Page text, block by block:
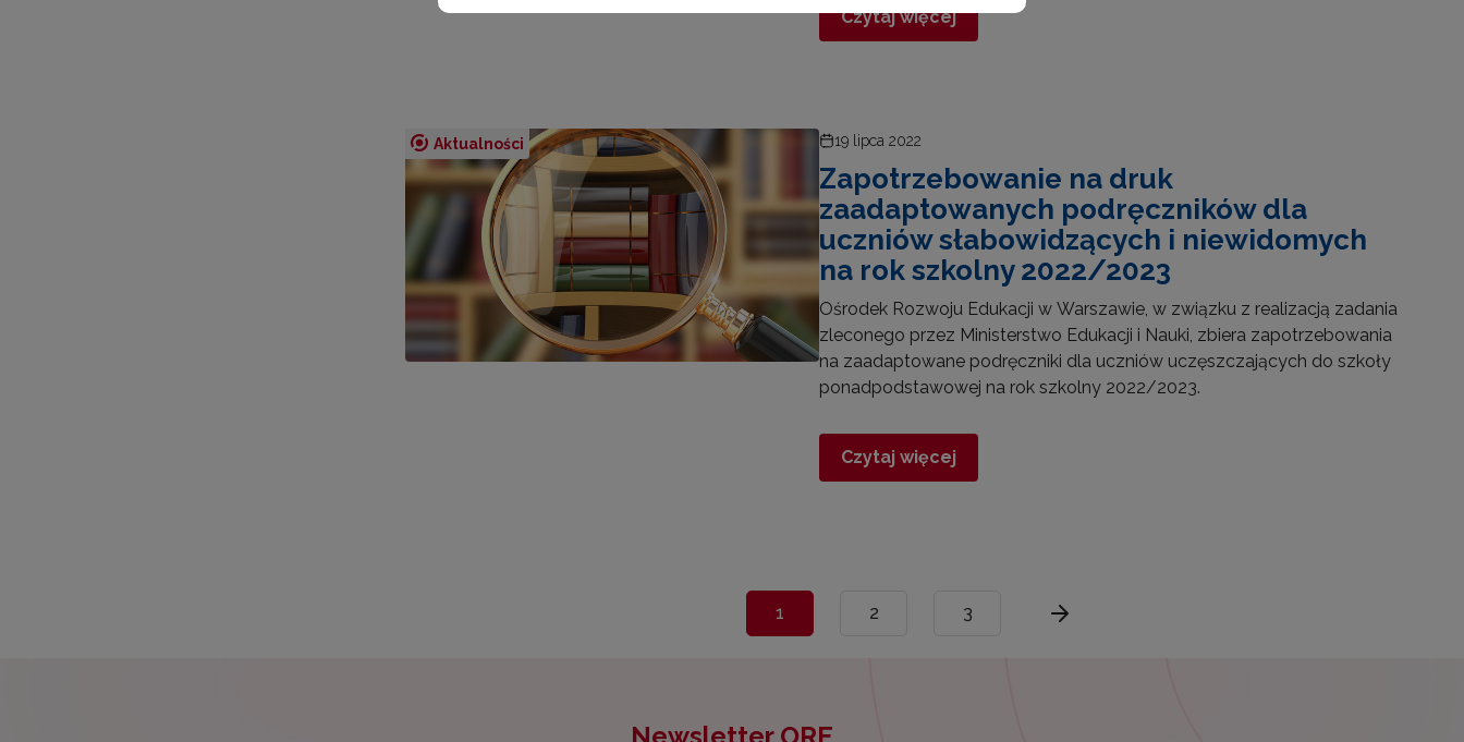
Czytaj więcej
Aktualności 19 lipca 2022
Zapotrzebowanie na druk
zaadaptowanych podręczników dla
uczniów słabowidzących i niewidomych
na rok szkolny 2022/2023
Ośrodek Rozwoju Edukacji w Warszawie, w związku z realizacją zadania
zleconego przez Ministerstwo Edukacji i Nauki, zbiera zapotrzebowania
na zaadaptowane podręczniki dla uczniów uczęszczających do szkoły
ponadpodstawowej na rok szkolny 2022/2023.
Czytaj więcej
1 2 3